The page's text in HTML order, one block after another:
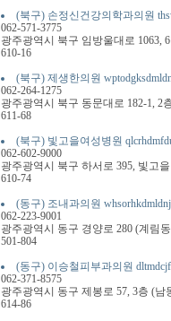
(북구) 손정신건강의학과의원
062-571-3775
광주광역시 북구 임방울대로 1063,
610-16
(북구) 제생한의원
062-264-1275
광주광역시 북구 동문대로 182-1, 2
611-68
(북구) 빛고을여성병원
062-602-9000
광주광역시 북구 하서로 395, 빛고
610-74
(동구) 조내과의원
062-223-9001
광주광역시 동구 경양로 280 (계림
501-804
(동구) 이승철피부과의원
062-371-8575
광주광역시 동구 제봉로 57, 3층 (남
614-86